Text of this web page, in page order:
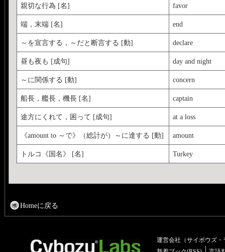
親切な行為 [名] favor
端，末端 [名] end
～を宣言する，～だと断言する [動] declare
昼も夜も [成句] day and night
～に関係する [動] concern
船長，艦長，機長 [名] captain
途方にくれて，困って [成句] at a loss
《amount to ～で》（総計が）～に達する [動] amount
トルコ《国名》 [名] Turkey
Homeに戻る
運営会社（サイボウズ・